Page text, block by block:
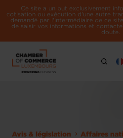
Ce site a un but exclusivement
cotisation ou exécution d'une autre
demandé par l'intermédiaire de ce
de saisir vos informations et
doute.
Avis & législation Affaires